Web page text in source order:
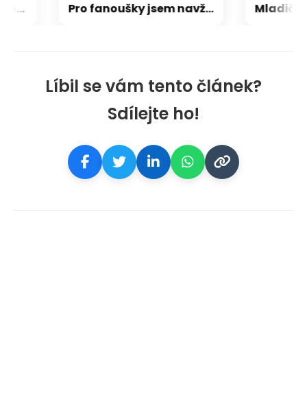
Líbil se vám tento článek?
Sdílejte ho!
Pro fanoušky jsem navždy Malíček. Hvězda Hry o trůny v exkluzivním rozhovoru